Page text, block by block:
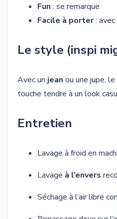
Fun : se remarque
Facile à porter:
Le style (inspi
Avec un jean ou une jupe,
touche tendre à un look
Entretien
Lavage à froid en
Lavage à l’envers
Séchage à l’air libre